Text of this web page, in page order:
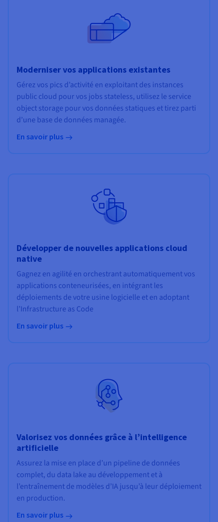
Moderniser vos applications existantes
Gérez vos pics d’activité en exploitant des instances
public cloud pour vos jobs stateless, utilisez le service
object storage pour vos données statiques et tirez parti
d’une base de données managée.
En savoir plus
Développer de nouvelles applications cloud
native
Gagnez en agilité en orchestrant automatiquement vos
applications conteneurisées, en intégrant les
déploiements de votre usine logicielle et en adoptant
l’Infrastructure as Code
En savoir plus
Valorisez vos données grâce à l’intelligence
artificielle
Assurez la mise en place d’un pipeline de données
complet, du data lake au développement et à
l’entraînement de modèles d’IA jusqu’à leur déploiement
en production.
En savoir plus